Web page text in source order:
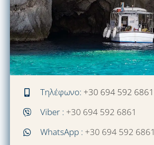
Τηλέφωνο: +30 694 592 6861
Viber : +30 694 592 6861
WhatsApp : +30 694 592 6861